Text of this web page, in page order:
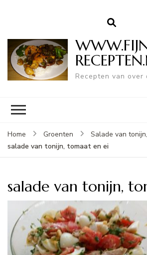
Recepten van
Home Groenten
Salade van
salade van tonijn, tomaat en ei
salade van tonijn,